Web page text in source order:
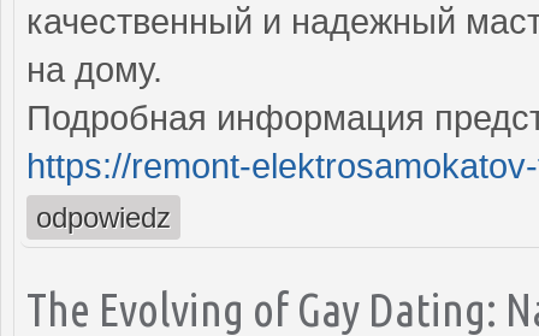
качественный и надежный
на дому.
Подробная информация
https://remont-
odpowiedz
The Evolving of Gay Dating: